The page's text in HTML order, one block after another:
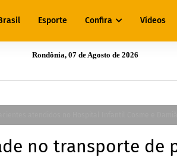
Esporte Confira Vídeos
Rondônia, 07 de Agosto de 2026
no transporte de